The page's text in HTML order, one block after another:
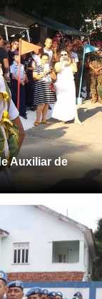
Auxiliar de